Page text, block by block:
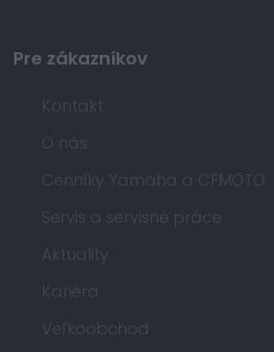
Pre zákazníkov
Kontakt
O nás
Cenníky Yamaha a CFMOTO
Servis a servisné práce
Aktuality
Kariéra
Veľkoobchod